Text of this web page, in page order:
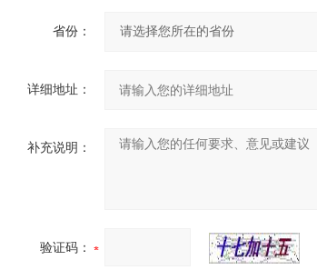
省份：
详细地址：
补充说明：
验证码：